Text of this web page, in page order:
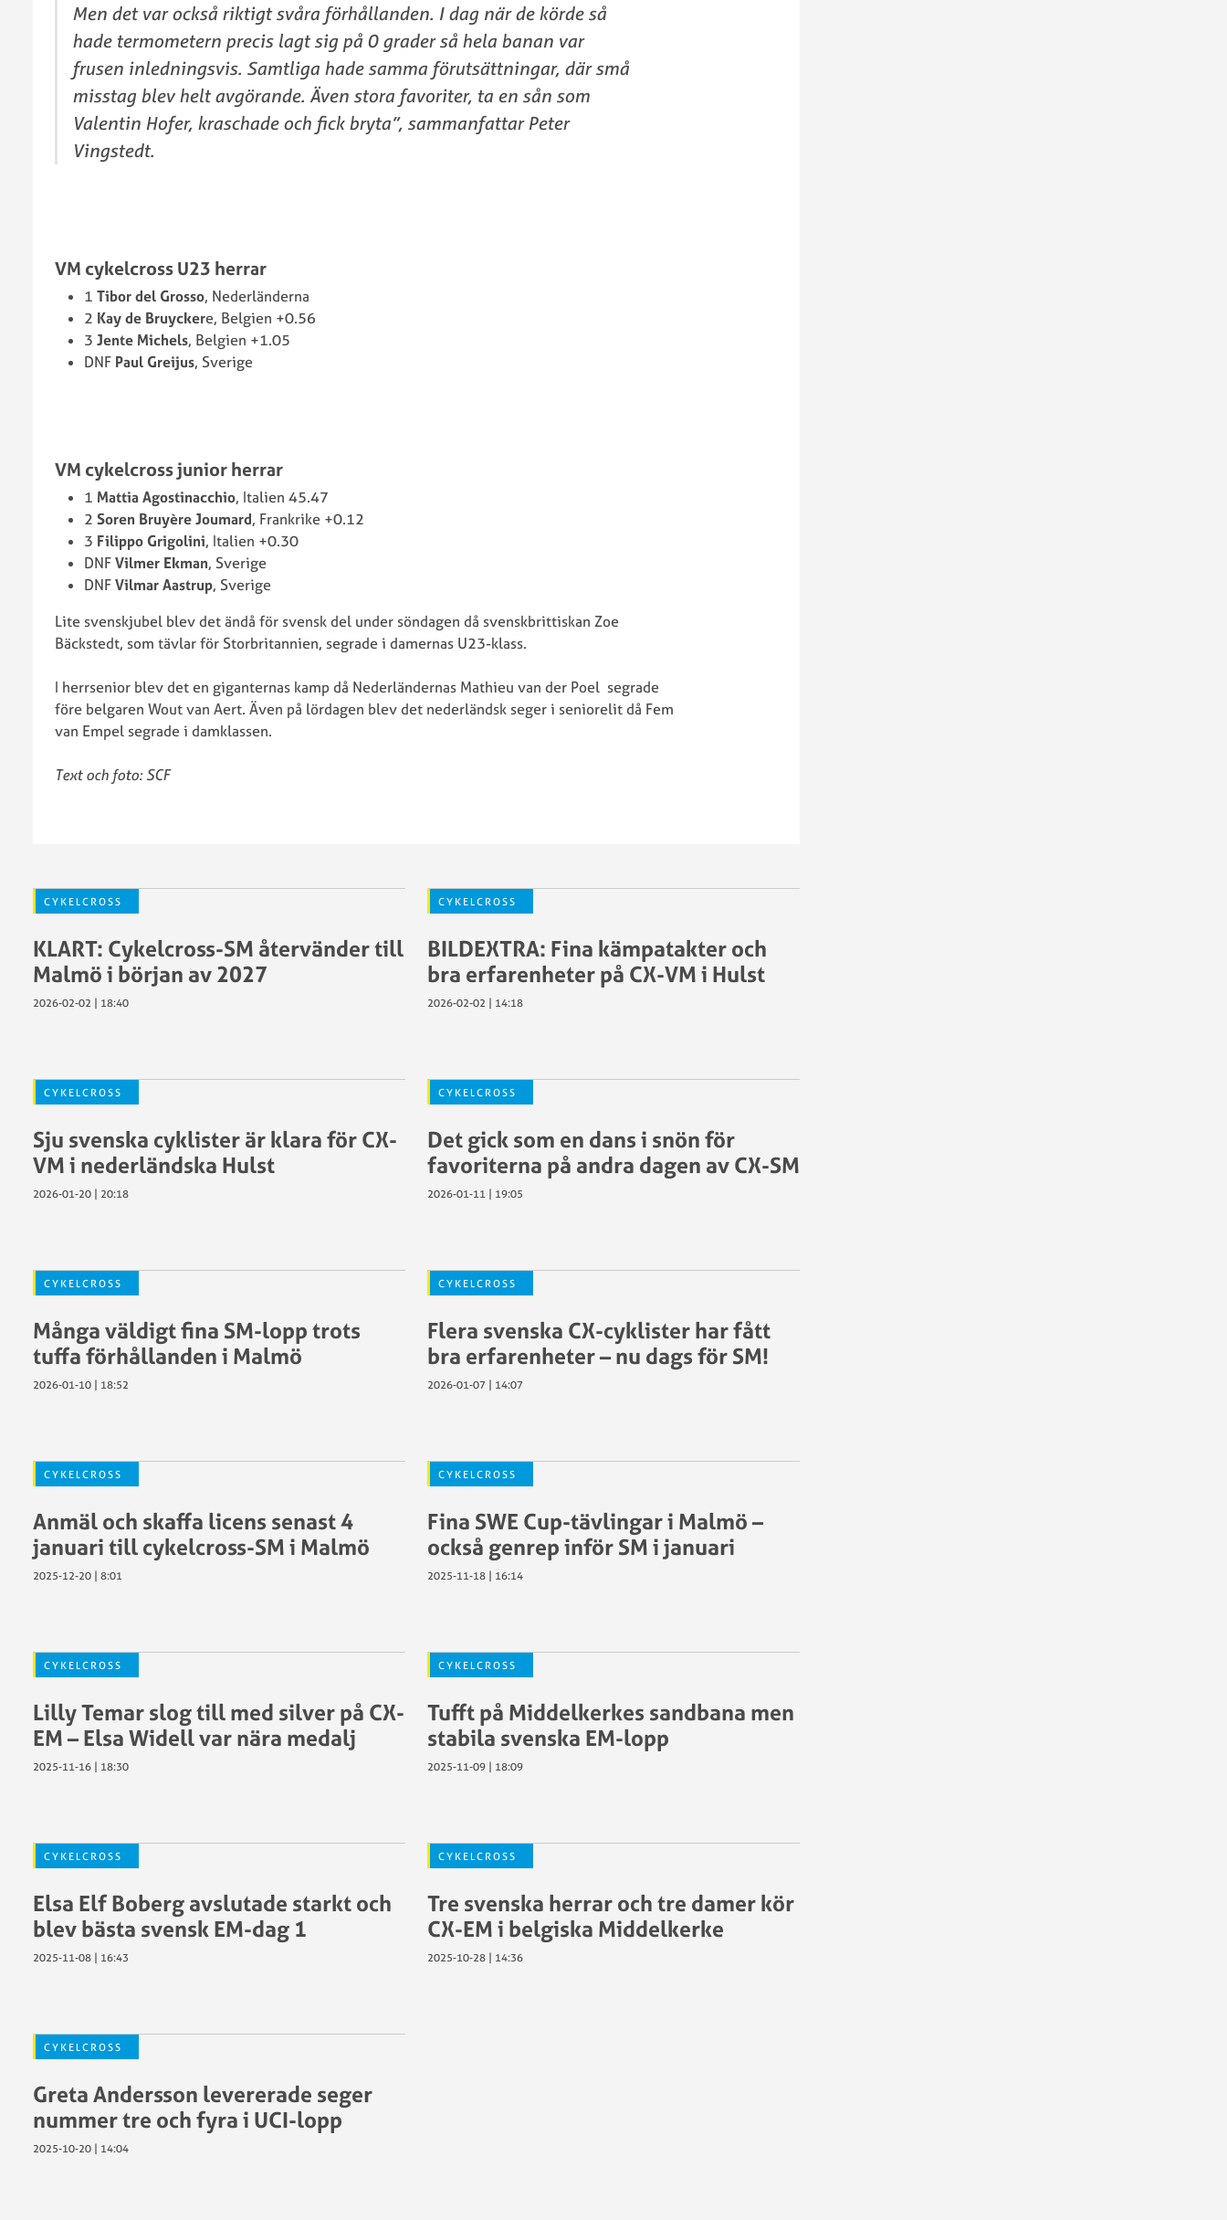
SWE
Cup
Men det var också riktigt svåra förhållanden. I dag när de körde så
hade termometern precis lagt sig på 0 grader så hela banan var
frusen inledningsvis. Samtliga hade samma förutsättningar, där små
misstag blev helt avgörande. Även stora favoriter, ta en sån som
Valentin Hofer, kraschade och fick bryta”, sammanfattar Peter
Vingstedt.
VM cykelcross U23 herrar
1 Tibor del Grosso, Nederländerna
2 Kay de Bruyckere, Belgien +0.56
3 Jente Michels, Belgien +1.05
DNF Paul Greijus, Sverige
VM cykelcross junior herrar
1 Mattia Agostinacchio, Italien 45.47
2 Soren Bruyère Joumard, Frankrike +0.12
3 Filippo Grigolini, Italien +0.30
DNF Vilmer Ekman, Sverige
DNF Vilmar Aastrup, Sverige
Lite svenskjubel blev det ändå för svensk del under söndagen då svenskbrittiskan Zoe
Bäckstedt, som tävlar för Storbritannien, segrade i damernas U23-klass.
I herrsenior blev det en giganternas kamp då Nederländernas Mathieu van der Poel segrade
före belgaren Wout van Aert. Även på lördagen blev det nederländsk seger i seniorelit då Fem
van Empel segrade i damklassen.
Text och foto: SCF
CYKELCROSS
KLART: Cykelcross-SM återvänder till
Malmö i början av 2027
2026-02-02 | 18:40
CYKELCROSS
BILDEXTRA: Fina kämpatakter och
bra erfarenheter på CX-VM i Hulst
2026-02-02 | 14:18
CYKELCROSS
Sju svenska cyklister är klara för CX-
VM i nederländska Hulst
2026-01-20 | 20:18
CYKELCROSS
Det gick som en dans i snön för
favoriterna på andra dagen av CX-SM
2026-01-11 | 19:05
CYKELCROSS
Många väldigt fina SM-lopp trots
tuffa förhållanden i Malmö
2026-01-10 | 18:52
CYKELCROSS
Flera svenska CX-cyklister har fått
bra erfarenheter – nu dags för SM!
2026-01-07 | 14:07
CYKELCROSS
Anmäl och skaffa licens senast 4
januari till cykelcross-SM i Malmö
2025-12-20 | 8:01
CYKELCROSS
Fina SWE Cup-tävlingar i Malmö –
också genrep inför SM i januari
2025-11-18 | 16:14
CYKELCROSS
Lilly Temar slog till med silver på CX-
EM – Elsa Widell var nära medalj
2025-11-16 | 18:30
CYKELCROSS
Tufft på Middelkerkes sandbana men
stabila svenska EM-lopp
2025-11-09 | 18:09
CYKELCROSS
Elsa Elf Boberg avslutade starkt och
blev bästa svensk EM-dag 1
2025-11-08 | 16:43
CYKELCROSS
Tre svenska herrar och tre damer kör
CX-EM i belgiska Middelkerke
2025-10-28 | 14:36
CYKELCROSS
Greta Andersson levererade seger
nummer tre och fyra i UCI-lopp
2025-10-20 | 14:04